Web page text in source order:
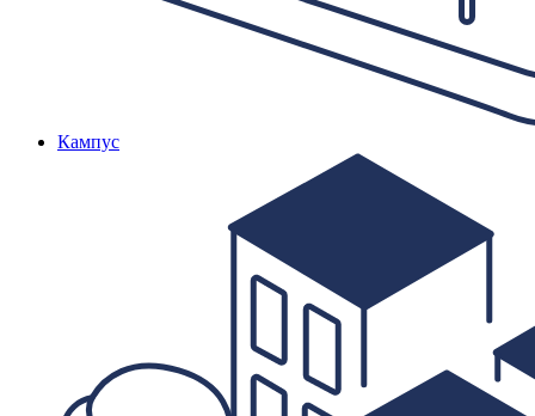
Кампус